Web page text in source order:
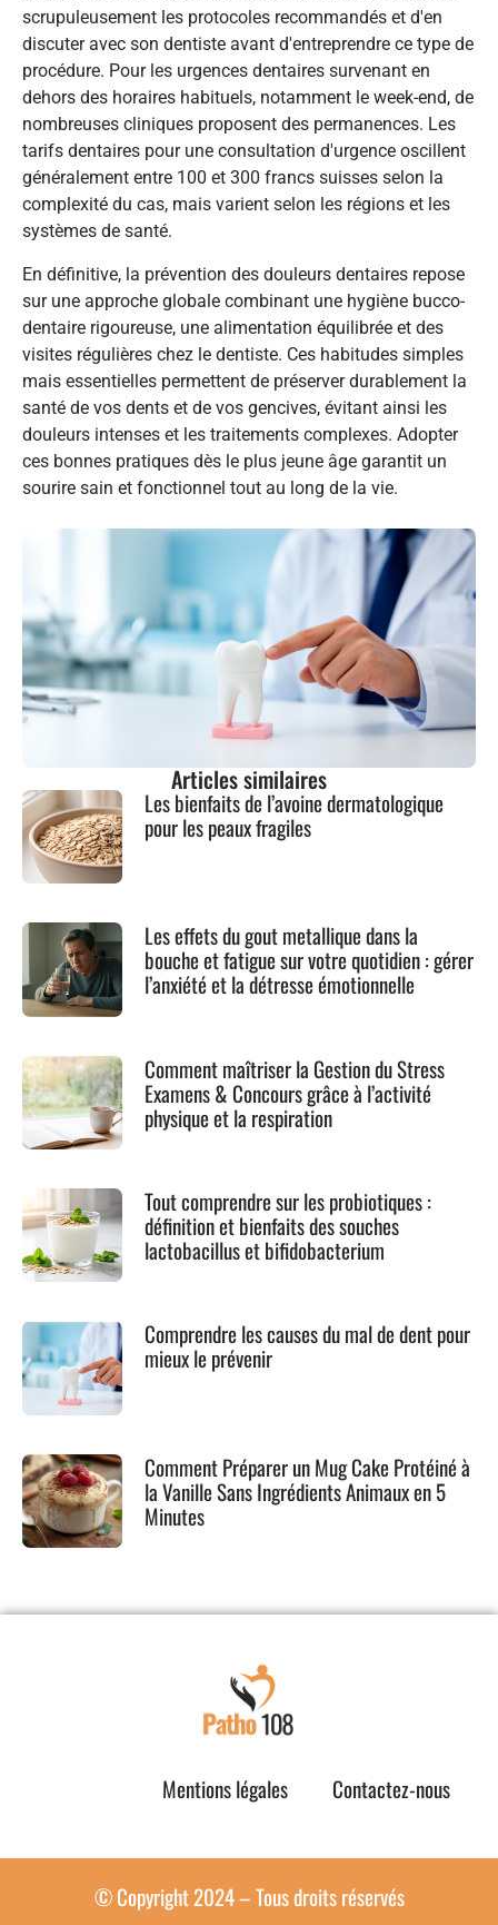
scrupuleusement les protocoles recommandés et d'en
discuter avec son dentiste avant d'entreprendre ce type de
procédure. Pour les urgences dentaires survenant en
dehors des horaires habituels, notamment le week-end, de
nombreuses cliniques proposent des permanences. Les
tarifs dentaires pour une consultation d'urgence oscillent
généralement entre 100 et 300 francs suisses selon la
complexité du cas, mais varient selon les régions et les
systèmes de santé.
En définitive, la prévention des douleurs dentaires repose
sur une approche globale combinant une hygiène bucco-
dentaire rigoureuse, une alimentation équilibrée et des
visites régulières chez le dentiste. Ces habitudes simples
mais essentielles permettent de préserver durablement la
santé de vos dents et de vos gencives, évitant ainsi les
douleurs intenses et les traitements complexes. Adopter
ces bonnes pratiques dès le plus jeune âge garantit un
sourire sain et fonctionnel tout au long de la vie.
Articles similaires
Les bienfaits de l’avoine dermatologique
pour les peaux fragiles
Les effets du gout metallique dans la
bouche et fatigue sur votre quotidien : gérer
l’anxiété et la détresse émotionnelle
Comment maîtriser la Gestion du Stress
Examens & Concours grâce à l’activité
physique et la respiration
Tout comprendre sur les probiotiques :
définition et bienfaits des souches
lactobacillus et bifidobacterium
Comprendre les causes du mal de dent pour
mieux le prévenir
Comment Préparer un Mug Cake Protéiné à
la Vanille Sans Ingrédients Animaux en 5
Minutes
Mentions légales Contactez-nous
© Copyright 2024 – Tous droits réservés